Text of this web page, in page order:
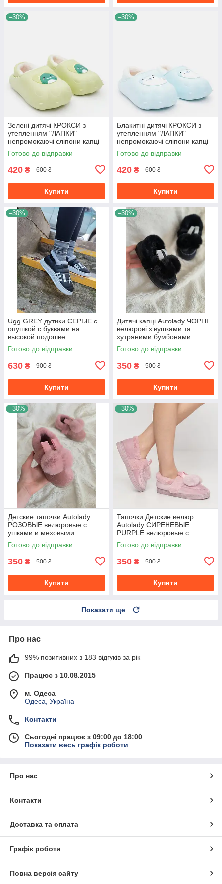
–30%
Зелені дитячі КРОКСИ з
утепленням "ЛАПКИ"
непромокаючі сліпони капці
для вулиці осінь зима
Готово до відправки
420 ₴ 600 ₴
Купити
–30%
Блакитні дитячі КРОКСИ з
утепленням "ЛАПКИ"
непромокаючі сліпони капці
для вулиці осінь зима
Готово до відправки
420 ₴ 600 ₴
Купити
–30%
Ugg GREY дутики СЕРЫЕ с
опушкой с буквами на
высокой подошве
непромокаемые зимние
Готово до відправки
630 ₴ 900 ₴
Купити
–30%
Дитячі капці Autolady ЧОРНІ
велюрові з вушками та
хутряними бумбонами
дівчаткам
Готово до відправки
350 ₴ 500 ₴
Купити
–30%
Детские тапочки Autolady
РОЗОВЫЕ велюровые с
ушками и меховыми
бумбонами девочкам
Готово до відправки
350 ₴ 500 ₴
Купити
–30%
Тапочки Детские велюр
Autolady СИРЕНЕВЫЕ
PURPLE велюровые с
ушками и меховыми
бумбонами девочкам
Готово до відправки
350 ₴ 500 ₴
Купити
Показати ще
Про нас
99% позитивних з 183 відгуків за рік
Працює з 10.08.2015
м. Одеса
Одеса, Україна
Контакти
Сьогодні працює з 09:00 до 18:00
Показати весь графік роботи
Про нас
Контакти
Доставка та оплата
Графік роботи
Повна версія сайту